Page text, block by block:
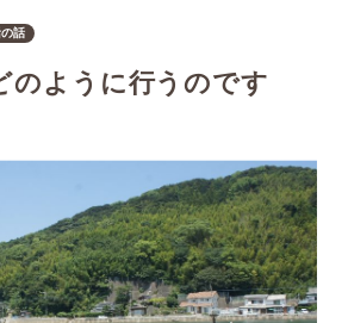
ッスン
話
のように行うのです